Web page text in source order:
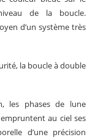
de la boucle.
d’un système très
la boucle à double
les phases de lune
au ciel ses
d’une précision